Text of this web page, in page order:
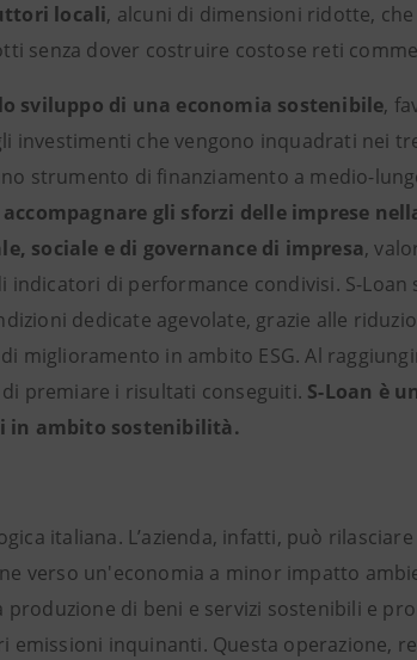
locali, alcuni di dimensioni ridotte,
senza dover costruire costose reti
sviluppo di una economia sostenibile,
investimenti che vengono inquadrati nei
strumento di finanziamento a medio-
gli sforzi delle imprese
sociale e di governance di impresa,
di performance condivisi. S-Loan
dedicate agevolate, grazie alle
in ambito ESG. Al
premiare i risultati conseguiti. S-Loan è un
in ambito sostenibilità.
italiana. L’azienda, infatti, può
verso un'economia a minor impatto
di beni e servizi sostenibili e
inquinanti. Questa operazione,